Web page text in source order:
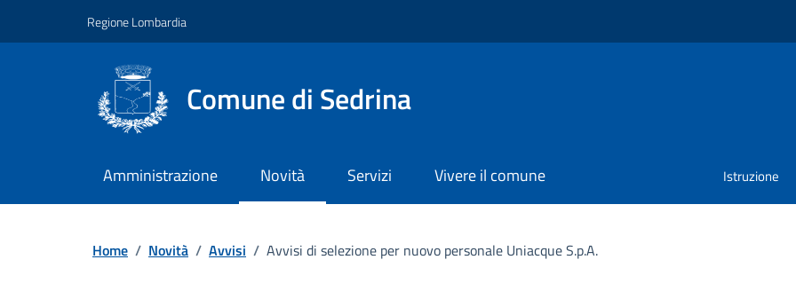
Regione Lombardia
Comune di Sedrina
Amministrazione Novità Servizi Vivere il comune Istruzione
Home / Novità / Avvisi / Avvisi di selezione per nuovo personale Uniacque S.p.A.